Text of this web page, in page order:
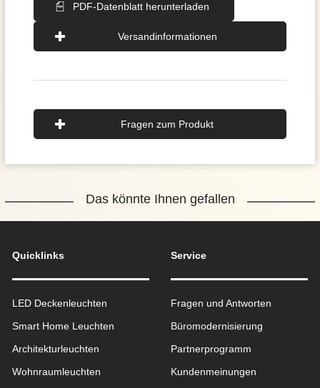
PDF-Datenblatt herunterladen
Versandinformationen
Fragen zum Produkt
Das könnte Ihnen gefallen
Quicklinks
LED Deckenleuchten
Smart Home Leuchten
Architekturleuchten
Wohnraum­leuchten
Service
Fragen und Antworten
Büromodernisierung
Partnerprogramm
Kundenmeinungen